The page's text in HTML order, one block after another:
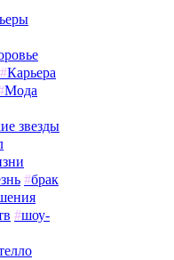
#Карьера
Мода
звезды
#брак
#шоу-